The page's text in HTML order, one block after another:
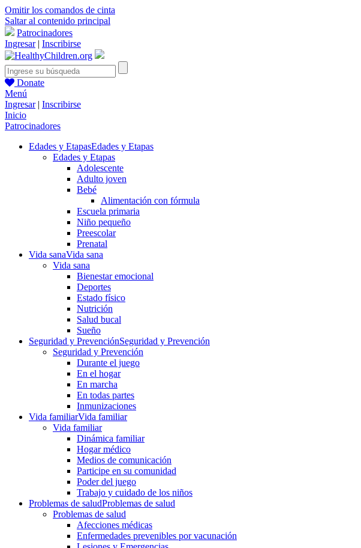
Omitir los comandos de cinta
Saltar al contenido principal
Patrocinadores
Ingresar| Inscribirse
Donate
Menú
Ingresar| Inscribirse
Inicio
Patrocinadores
Edades y EtapasEdades y Etapas
Edades y Etapas
Adolescente
Adulto joven
Bebé
Alimentación con fórmula
Escuela primaria
Niño pequeño
Preescolar
Prenatal
Vida sanaVida sana
Vida sana
Bienestar emocional
Deportes
Estado físico
Nutrición
Salud bucal
Sueño
Seguridad y PrevenciónSeguridad y Prevención
Seguridad y Prevención
Durante el juego
En el hogar
En marcha
En todas partes
Inmunizaciones
Vida familiarVida familiar
Vida familiar
Dinámica familiar
Hogar médico
Medios de comunicación
Participe en su comunidad
Poder del juego
Trabajo y cuidado de los niños
Problemas de saludProblemas de salud
Problemas de salud
Afecciones médicas
Enfermedades prevenibles por vacunación